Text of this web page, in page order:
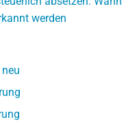
werden